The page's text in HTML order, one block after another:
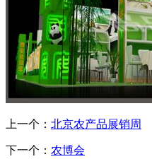
上一个： 北京农产品展销周
下一个： 农博会